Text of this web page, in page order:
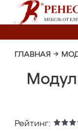
ГЛАВНАЯ →
Рейтинг: